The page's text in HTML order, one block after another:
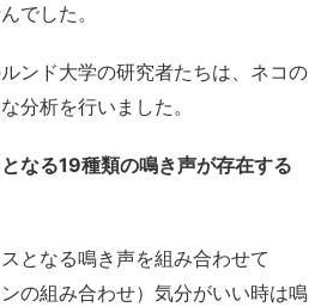
でした。
ンド大学の研究者たちは、ネコの
分析を行いました。
なる19種類の鳴き声が存在する
となる鳴き声を組み合わせて
ンの組み合わせ）気分がいい時は鳴